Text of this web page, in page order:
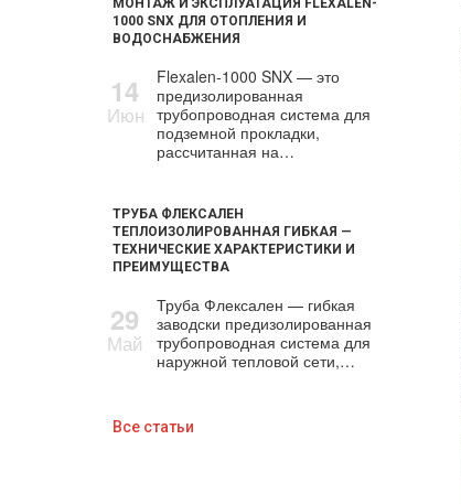
МОНТАЖ И ЭКСПЛУАТАЦИЯ FLEXALEN-
1000 SNX ДЛЯ ОТОПЛЕНИЯ И
ВОДОСНАБЖЕНИЯ
14
Июн
Flexalen-1000 SNX — это
предизолированная
трубопроводная система для
подземной прокладки,
рассчитанная на…
ТРУБА ФЛЕКСАЛЕН
ТЕПЛОИЗОЛИРОВАННАЯ ГИБКАЯ —
ТЕХНИЧЕСКИЕ ХАРАКТЕРИСТИКИ И
ПРЕИМУЩЕСТВА
29
Май
Труба Флексален — гибкая
заводски предизолированная
трубопроводная система для
наружной тепловой сети,…
Все статьи